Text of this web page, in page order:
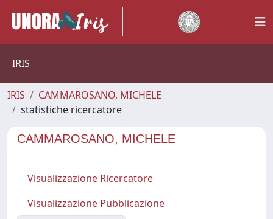
IRIS
IRIS
CAMMAROSANO, MICHELE
statistiche ricercatore
CAMMAROSANO, MICHELE
Visualizzazione Ricercatore
Visualizzazione Pubblicazione